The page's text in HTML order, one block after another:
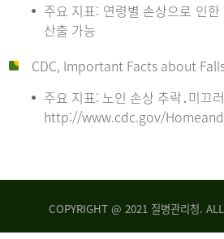
주요 지표: 연령별 손상으로 인
산출 가능
CDC, Important Facts about
주요 지표: 노인 손상 추락․미끄
http://www.cdc.gov/
COPYRIGHT @ 2021 질병관리청.